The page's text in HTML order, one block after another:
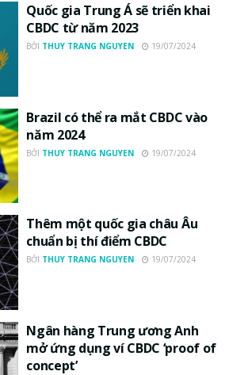
Quốc gia Trung Á sẽ triển khai
CBDC từ năm 2023
BỞI THUY TRANG NGUYEN 19/07/2024
Brazil có thể ra mắt CBDC vào
năm 2024
BỞI THUY TRANG NGUYEN 19/07/2024
Thêm một quốc gia châu Âu
chuẩn bị thí điểm CBDC
BỞI THUY TRANG NGUYEN 19/07/2024
Ngân hàng Trung ương Anh
mở ứng dụng ví CBDC ‘proof of
concept’